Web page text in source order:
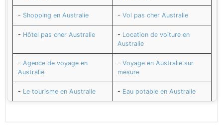
- Shopping en Australie - Vol pas cher Australie
- Hôtel pas cher Australie - Location de voiture en
Australie
- Agence de voyage en
Australie
- Voyage en Australie sur
mesure
- Le tourisme en Australie - Eau potable en Australie